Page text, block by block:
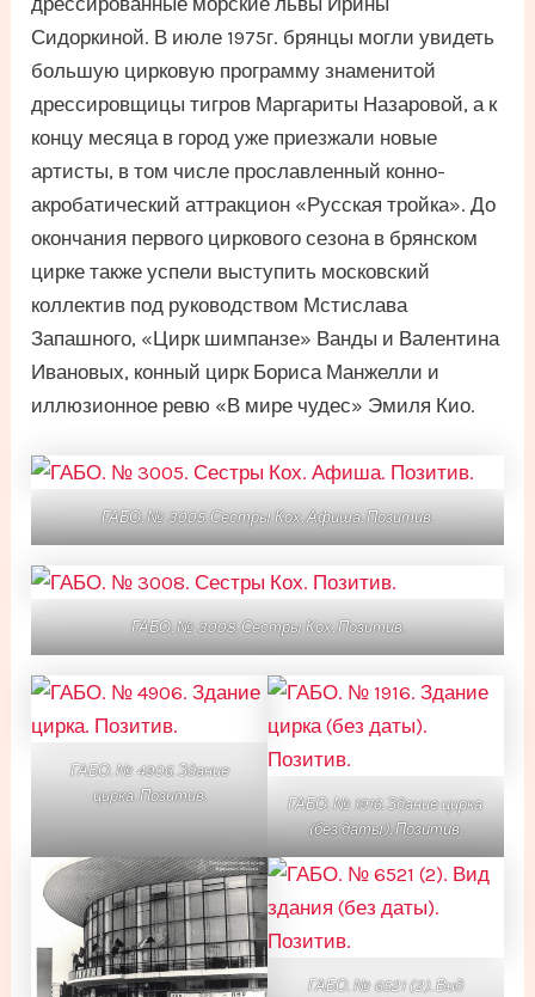
Сидоркиной. В июле 1975г. брянцы могли увидеть
большую цирковую программу знаменитой
дрессировщицы тигров Маргариты Назаровой, а к
концу месяца в город уже приезжали новые
артисты, в том числе прославленный конно-
акробатический аттракцион «Русская тройка». До
окончания первого циркового сезона в брянском
цирке также успели выступить московский
коллектив под руководством Мстислава
Запашного, «Цирк шимпанзе» Ванды и Валентина
Ивановых, конный цирк Бориса Манжелли и
иллюзионное ревю «В мире чудес» Эмиля Кио.
ГАБО. № 3005. Сестры Кох. Афиша. Позитив.
ГАБО. № 3008. Сестры Кох. Позитив.
ГАБО. № 4906. Здание
цирка. Позитив.
ГАБО. № 1916. Здание цирка
(без даты). Позитив.
ГАБО. № 6521 (2). Вид